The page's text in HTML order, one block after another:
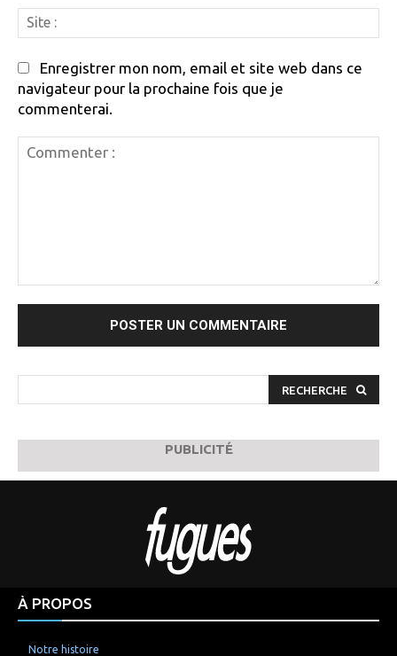
:
Enregistrer mon nom, email et site web dans ce
navigateur pour la prochaine fois que je
commenterai.
RECHERCHE
PUBLICITÉ
À PROPOS
Notre histoire